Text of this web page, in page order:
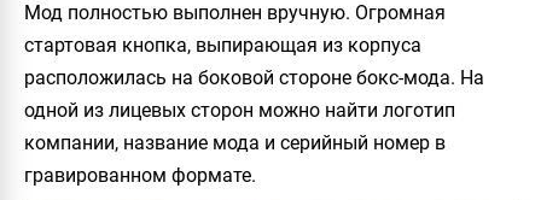
Мод полностью выполнен вручную. Огромная
стартовая кнопка, выпирающая из корпуса
расположилась на боковой стороне бокс-мода. На
одной из лицевых сторон можно найти логотип
компании, название мода и серийный номер в
гравированном формате.